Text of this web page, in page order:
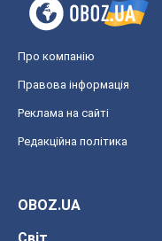
Про компанію
Правова інформація
Реклама на сайті
Редакційна політика
OBOZ.UA